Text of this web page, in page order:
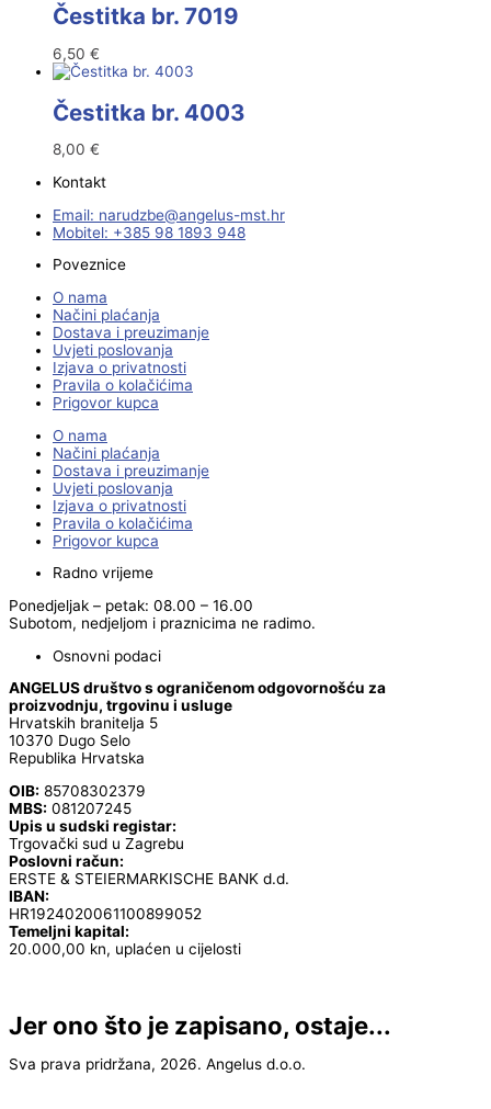
Čestitka br. 7019
6,50 €
Čestitka br. 4003
8,00 €
Kontakt
Email:
rh.tsm-sulegna
@ebzduran
Mobitel: +385 98 1893 948
Poveznice
O nama
Načini plaćanja
Dostava i preuzimanje
Uvjeti poslovanja
Izjava o privatnosti
Pravila o kolačićima
Prigovor kupca
O nama
Načini plaćanja
Dostava i preuzimanje
Uvjeti poslovanja
Izjava o privatnosti
Pravila o kolačićima
Prigovor kupca
Radno vrijeme
Ponedjeljak – petak: 08.00 – 16.00
Subotom, nedjeljom i praznicima ne radimo.
Osnovni podaci
ANGELUS društvo s ograničenom odgovornošću za
proizvodnju, trgovinu i usluge
Hrvatskih branitelja 5
10370 Dugo Selo
Republika Hrvatska
OIB: 85708302379
MBS: 081207245
Upis u sudski registar:
Trgovački sud u Zagrebu
Poslovni račun:
ERSTE & STEIERMARKISCHE BANK d.d.
IBAN:
HR1924020061100899052
Temeljni kapital:
20.000,00 kn, uplaćen u cijelosti
Jer ono što je zapisano, ostaje...
Sva prava pridržana, 2026. Angelus d.o.o.